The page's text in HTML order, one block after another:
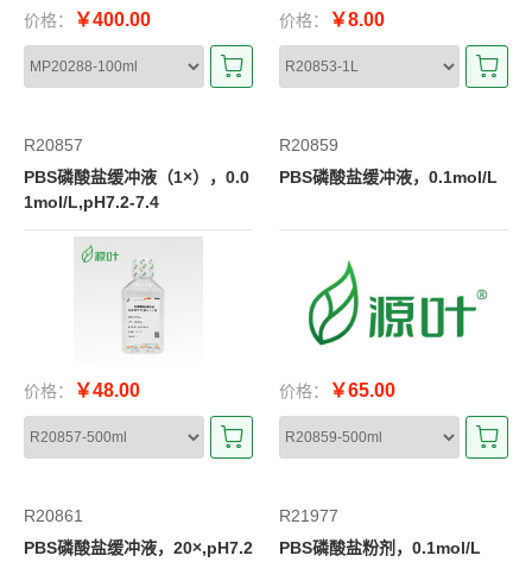
价格： ￥400.00 价格： ￥8.00
R20857
PBS磷酸盐缓冲液（1×），0.0
1mol/L,pH7.2-7.4
价格： ￥48.00
R20859
PBS磷酸盐缓冲液，0.1mol/L
价格： ￥65.00
R20861
PBS磷酸盐缓冲液，20×,pH7.2
R21977
PBS磷酸盐粉剂，0.1mol/L